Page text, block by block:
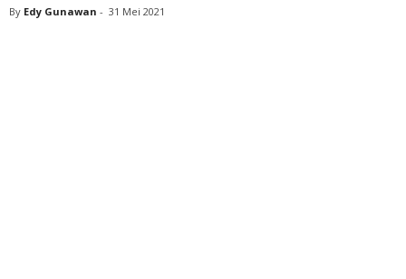
By Edy Gunawan - 31 Mei 2021